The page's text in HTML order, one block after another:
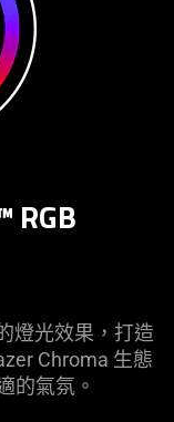
RGB
燈光效果，打造
Chroma 生態
的氣氛。